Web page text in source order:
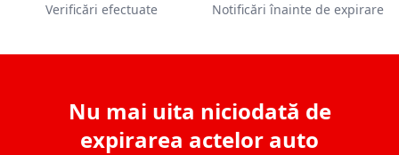
Verificări efectuate Notificări înainte de expirare
Nu mai uita niciodată de
expirarea actelor auto